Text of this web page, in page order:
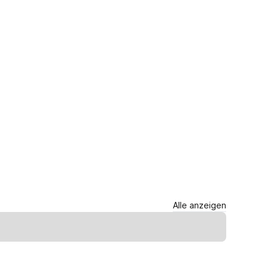
Alle anzeigen